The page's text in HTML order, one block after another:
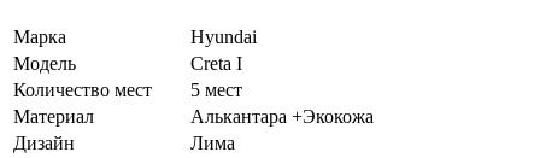
Марка
Hyundai
Модель
Creta I
Количество мест
5 мест
Материал
Алькантара +Экокожа
Дизайн
Лима